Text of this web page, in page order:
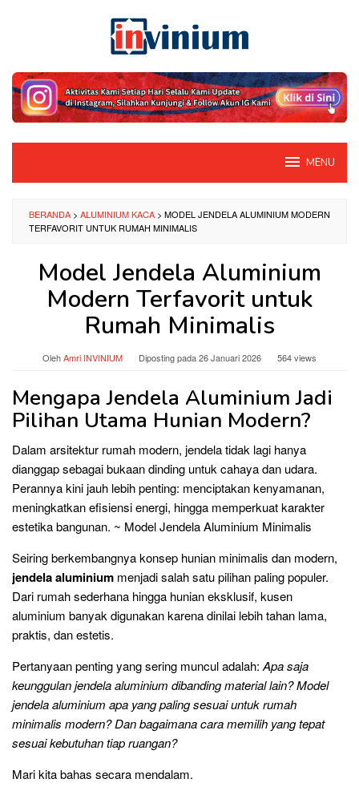
MENU
BERANDA > ALUMINIUM KACA > MODEL JENDELA ALUMINIUM MODERN
TERFAVORIT UNTUK RUMAH MINIMALIS
Model Jendela Aluminium
Modern Terfavorit untuk
Rumah Minimalis
OlehAmri INVINIUM Diposting pada26 Januari 2026 564 views
Mengapa Jendela Aluminium Jadi
Pilihan Utama Hunian Modern?
Dalam arsitektur rumah modern, jendela tidak lagi hanya
dianggap sebagai bukaan dinding untuk cahaya dan udara.
Perannya kini jauh lebih penting: menciptakan kenyamanan,
meningkatkan efisiensi energi, hingga memperkuat karakter
estetika bangunan. ~ Model Jendela Aluminium Minimalis
Seiring berkembangnya konsep hunian minimalis dan modern,
jendela aluminium menjadi salah satu pilihan paling populer.
Dari rumah sederhana hingga hunian eksklusif, kusen
aluminium banyak digunakan karena dinilai lebih tahan lama,
praktis, dan estetis.
Pertanyaan penting yang sering muncul adalah: Apa saja
keunggulan jendela aluminium dibanding material lain? Model
jendela aluminium apa yang paling sesuai untuk rumah
minimalis modern? Dan bagaimana cara memilih yang tepat
sesuai kebutuhan tiap ruangan?
Mari kita bahas secara mendalam.